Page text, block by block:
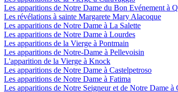
Les apparitions de Notre Dame du Bon Evénement à
Les révélations à sainte Margarete Mary Alacoque
Les apparitions de Notre Dame à La Salette
Les apparitions de Notre Dame à Lourdes
Les apparitions de la Vierge à Pontmain
Les apparitions de Notre-Dame à Pellevoisin
L'apparition de la Vierge à Knock
Les apparitions de Notre Dame à Castelpetroso
Les apparitions de Notre Dame à Fatima
Les apparitions de Notre Seigneur et de Notre Dame à